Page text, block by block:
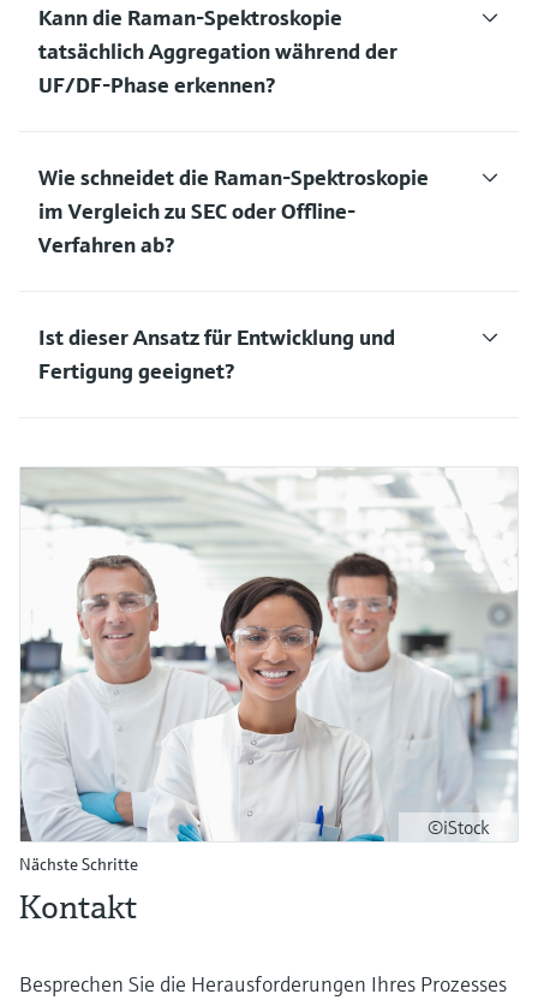
Kann die Raman-Spektroskopie
tatsächlich Aggregation während der
UF/DF-Phase erkennen?
Wie schneidet die Raman-Spektroskopie
im Vergleich zu SEC oder Offline-
Verfahren ab?
Ist dieser Ansatz für Entwicklung und
Fertigung geeignet?
©iStock
Nächste Schritte
Kontakt
Besprechen Sie die Herausforderungen Ihres Prozesses